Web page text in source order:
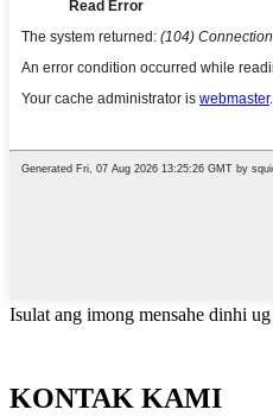
Isulat ang imong mensahe dinhi
KONTAK KAMI